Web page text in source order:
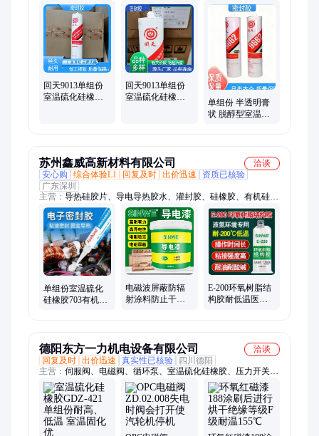
回天9013单组份
室温硫化硅橡胶
回天9013单组份
室温硫化硅橡胶
单组份 半透明膏
状 脱醇型室温硫
苏州鑫威高新材料有限公司
洽谈
安心购
综合体验L1 回复及时 出价迅速
资质已核验
广东深圳
主营： 导热硅胶片、导电导热胶水、灌封胶、硅橡胶、有机硅
胶、三防漆、电子硅胶、UV胶、胶粘剂
单组份室温硫化
硅橡胶703有机硅
电磁波屏蔽防辐
射涂料防止干扰
E-200环氧树脂结
构胶耐低温医疗
德阳东方一力机电设备有限公司
洽谈
回复及时 出价迅速 真实性已核验
四川德阳
主营： 伺服阀、电磁阀、循环泵、室温硫化硅橡胶、压力开关、
过滤器备件、压差发讯器、压力发讯器、定冷水滤芯、润滑油滤
芯、氢沟槽密封胶